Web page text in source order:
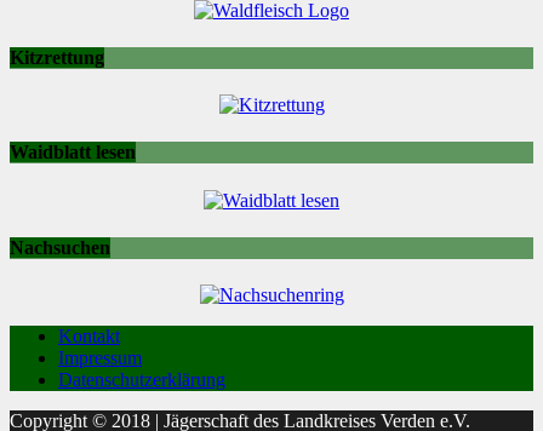
Kitzrettung
Waidblatt lesen
Nachsuchen
Kontakt
Impressum
Datenschutzerklärung
Copyright © 2018 | Jägerschaft des Landkreises Verden e.V.